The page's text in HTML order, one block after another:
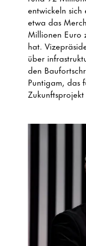
entwickeln
etwa das
Millionen Euro
hat.
über
den
Puntigam, das